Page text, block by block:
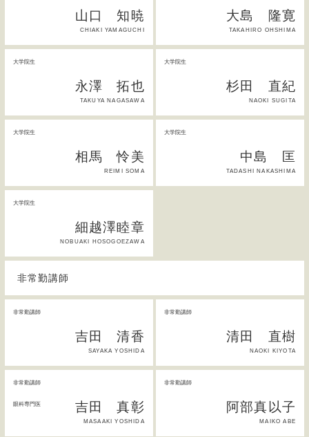
山口 知暁
CHIAKI YAMAGUCHI
大島 隆寛
TAKAHIRO OHSHIMA
大学院生
永澤 拓也
TAKUYA NAGASAWA
大学院生
杉田 直紀
NAOKI SUGITA
大学院生
相馬 怜美
REIMI SOMA
大学院生
中島 匡
TADASHI NAKASHIMA
大学院生
細越澤睦章
NOBUAKI HOSOGOEZAWA
非常勤講師
非常勤講師
吉田 清香
SAYAKA YOSHIDA
非常勤講師
清田 直樹
NAOKI KIYOTA
非常勤講師
眼科専門医 吉田 真彰
MASAAKI YOSHIDA
非常勤講師
阿部真以子
MAIKO ABE